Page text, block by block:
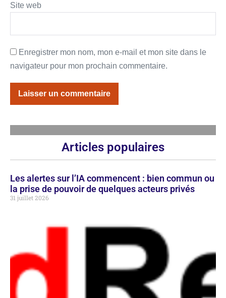
Site web
Enregistrer mon nom, mon e-mail et mon site dans le
navigateur pour mon prochain commentaire.
Articles populaires
Les alertes sur l’IA commencent : bien commun ou
la prise de pouvoir de quelques acteurs privés
31 juillet 2026